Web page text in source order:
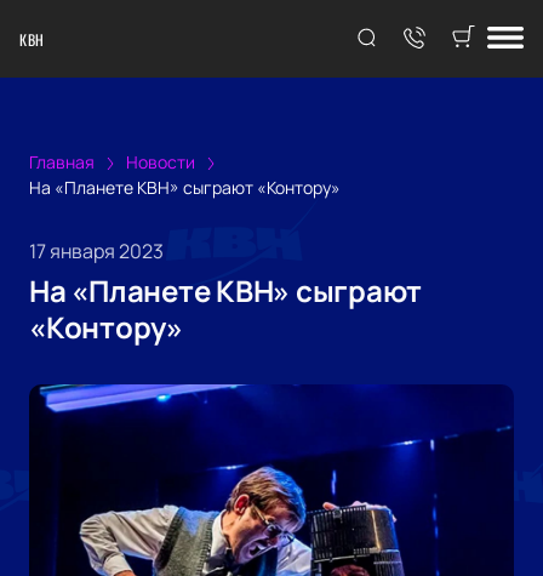
КВН
Главная
Новости
На «Планете КВН» сыграют «Контору»
17 января 2023
На «Планете КВН» сыграют
«Контору»